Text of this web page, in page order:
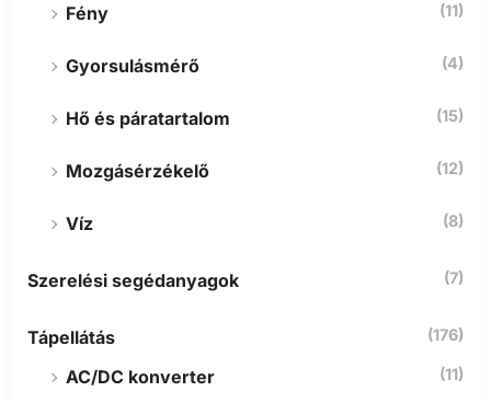
Fény (11)
Gyorsulásmérő (4)
Hő és páratartalom (15)
Mozgásérzékelő (12)
Víz (8)
Szerelési segédanyagok (7)
Tápellátás (176)
AC/DC konverter (11)